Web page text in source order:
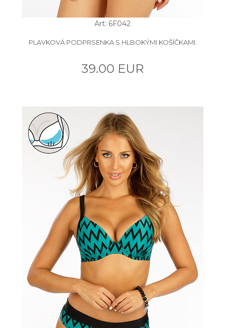
Art: 6F042
PLAVKOVÁ PODPRSENKA S HLBOKÝMI KOŠÍČKAMI.
39.00 EUR